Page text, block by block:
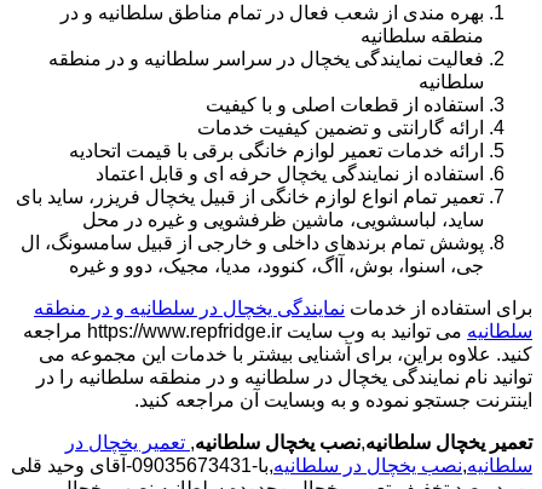
بهره مندی از شعب فعال در تمام مناطق سلطانیه و در
منطقه سلطانیه
فعالیت نمایندگی یخچال در سراسر سلطانیه و در منطقه
سلطانیه
استفاده از قطعات اصلی و با کیفیت
ارائه گارانتی و تضمین کیفیت خدمات
ارائه خدمات تعمیر لوازم خانگی برقی با قیمت اتحادیه
استفاده از نمایندگی یخچال حرفه ای و قابل اعتماد
تعمیر تمام انواع لوازم خانگی از قبیل یخچال فریزر، ساید بای
ساید، لباسشویی، ماشین ظرفشویی و غیره در محل
پوشش تمام برندهای داخلی و خارجی از قبیل سامسونگ، ال
جی، اسنوا، بوش، آاگ، کنوود، مدیا، مجیک، دوو و غیره
برای استفاده از خدمات نمایندگی یخچال در سلطانیه و در منطقه
سلطانیه
می توانید به وب سایت https://www.repfridge.ir مراجعه
کنید. علاوه براین، برای آشنایی بیشتر با خدمات این مجموعه می
توانید نام نمایندگی یخچال در سلطانیه و در منطقه سلطانیه را در
اینترنت جستجو نموده و به وبسایت آن مراجعه کنید.
تعمیر یخچال سلطانیه,نصب یخچال سلطانیه, تعمیر یخچال در
سلطانیه,نصب یخچال در سلطانیه
,با-09035673431-آقای وحید قلی